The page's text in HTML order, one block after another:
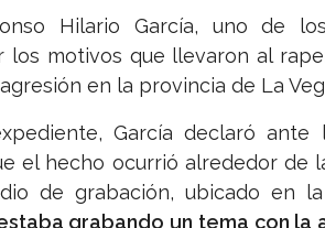
Hilario García, uno de
los motivos que llevaron al
en la provincia de La
García declaró
el hecho ocurrió alrededor de
de grabación, ubicado en
grabando un tema con la